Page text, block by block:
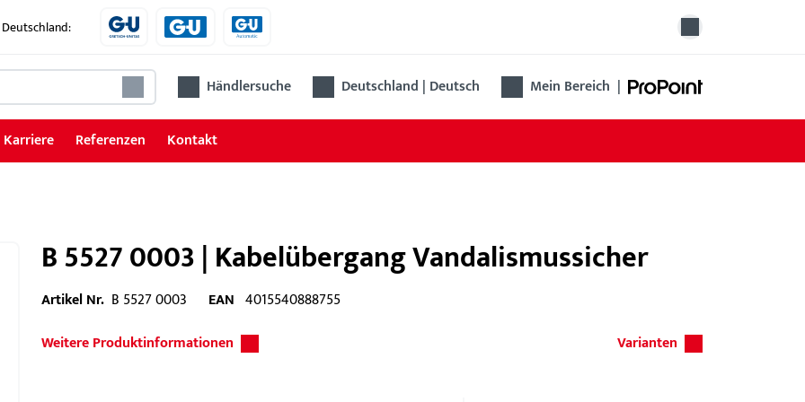
Händlersuche Deutschland | Deutsch Mein Bereich |
Karriere Referenzen Kontakt
B 5527 0003 | Kabelübergang Vandalismussicher
Artikel Nr. B 5527 0003 EAN 4015540888755
Weitere Produktinformationen
Varianten